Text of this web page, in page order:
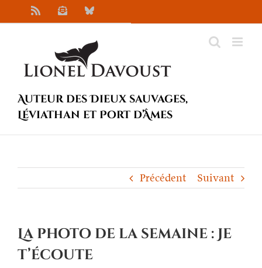
au
NewsletterBluesky
Auteur des Dieux sauvages,
Léviathan et Port d’Âmes
Précédent Suivant
La photo de la semaine : Je
t’écoute